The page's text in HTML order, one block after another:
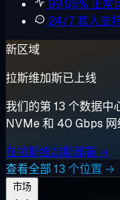
99.95% 正常
24/7 真人支
新区域
拉斯维加斯已上线
我们的第 13 个数据中
NVMe 和 40 Gbps 网
在拉斯维加斯部署 →
查看全部 13 个位置 →